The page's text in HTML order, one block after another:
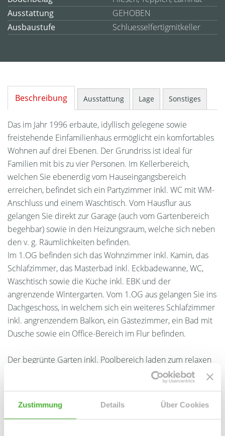
Zustimmung Details Über Cookies
Ausstattung
GEHOBEN
Ausbaustufe
Schluesselfertigmitkeller
Beschreibung Ausstattung Lage Sonstiges
Das im Jahr 1996 erbaute, idyllisch gelegene sowie
freistehende Einfamilienhaus ermöglicht ein komfortables
Wohnen auf drei Ebenen. Der Grundriss ist ideal für
Familien mit bis zu vier Personen. Im Kellerbereich,
welchen Sie ebenerdig vom Hauseingangsbereich
erreichen, befindet sich ein Partyzimmer inkl. WC mit WM-
Anschluss und einem Waschtisch. Vom Hausflur aus
gelangen Sie direkt zur Garage (auch vom Gartenbereich
begehbar) sowie in den Heizungsraum, welche sich neben
den v. g. Räumlichkeiten befinden.
Im 1.OG befinden sich das Wohnzimmer inkl. Kamin, das
Schlafzimmer, das Masterbad inkl. Eckbadewanne, WC,
Waschtisch sowie die Küche inkl. EBK und der
angrenzende Wintergarten. Vom 1.OG aus gelangen Sie ins
Dachgeschoss, in welchem sich ein weiteres Schlafzimmer
inkl. angrenzendem Balkon, ein Gästezimmer, ein Bad mit
Dusche sowie ein Office-Bereich im Flur befinden.
Der begrünte Garten inkl. Poolbereich laden zum relaxen
und verweilen ein. Zusammenfassend ist die Immobilie
eine perfekte Wohlfühloase für Menschen, die Ruhe
genießen möchten und die Nähe zur Natur wünschen.